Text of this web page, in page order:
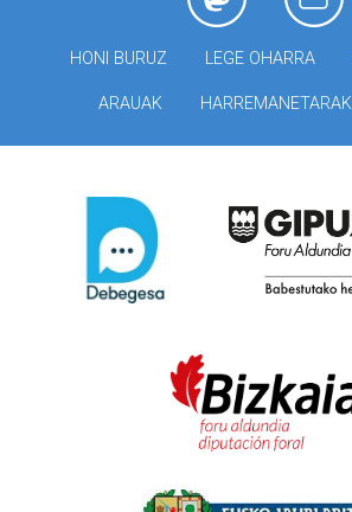
HONI BURUZ LEGE OHARRA
ARAUAK